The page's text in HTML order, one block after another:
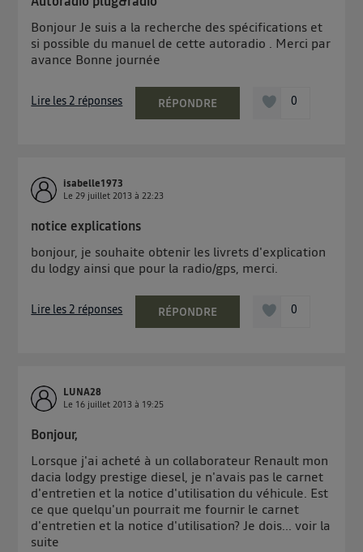
Bonjour Je suis a la recherche des spécifications et
si possible du manuel de cette autoradio . Merci par
avance Bonne journée
Lire les 2 réponses RÉPONDRE 0
isabelle1973
Le29 juillet 2013 à22:23
notice explications
bonjour, je souhaite obtenir les livrets d'explication
du lodgy ainsi que pour la radio/gps, merci.
Lire les 2 réponses RÉPONDRE 0
LUNA28
Le 16 juillet 2013 à 19:25
Bonjour,
Lorsque j'ai acheté à un collaborateur Renault mon
dacia lodgy prestige diesel, je n'avais pas le carnet
d'entretien et la notice d'utilisation du véhicule. Est
ce que quelqu'un pourrait me fournir le carnet
d'entretien et la notice d'utilisation? Je dois...voir la
suite